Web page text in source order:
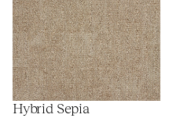
Hybrid Sepia